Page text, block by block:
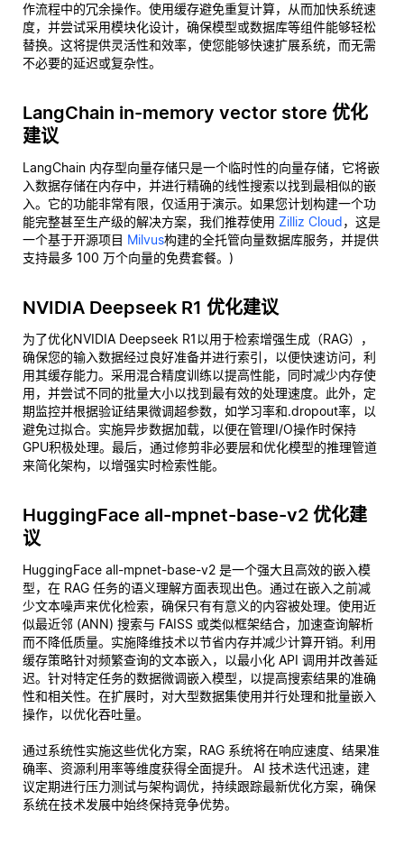
作流程中的冗余操作。使用缓存避免重复计算，从而加快系统速
度，并尝试采用模块化设计，确保模型或数据库等组件能够轻松
替换。这将提供灵活性和效率，使您能够快速扩展系统，而无需
不必要的延迟或复杂性。
LangChain in-memory vector store 优化
建议
LangChain 内存型向量存储只是一个临时性的向量存储，它将嵌
入数据存储在内存中，并进行精确的线性搜索以找到最相似的嵌
入。它的功能非常有限，仅适用于演示。如果您计划构建一个功
能完整甚至生产级的解决方案，我们推荐使用 Zilliz Cloud，这是
一个基于开源项目 Milvus构建的全托管向量数据库服务，并提供
支持最多 100 万个向量的免费套餐。)
NVIDIA Deepseek R1 优化建议
为了优化NVIDIA Deepseek R1以用于检索增强生成（RAG），
确保您的输入数据经过良好准备并进行索引，以便快速访问，利
用其缓存能力。采用混合精度训练以提高性能，同时减少内存使
用，并尝试不同的批量大小以找到最有效的处理速度。此外，定
期监控并根据验证结果微调超参数，如学习率和.dropout率，以
避免过拟合。实施异步数据加载，以便在管理I/O操作时保持
GPU积极处理。最后，通过修剪非必要层和优化模型的推理管道
来简化架构，以增强实时检索性能。
HuggingFace all-mpnet-base-v2 优化建
议
HuggingFace all-mpnet-base-v2 是一个强大且高效的嵌入模
型，在 RAG 任务的语义理解方面表现出色。通过在嵌入之前减
少文本噪声来优化检索，确保只有有意义的内容被处理。使用近
似最近邻 (ANN) 搜索与 FAISS 或类似框架结合，加速查询解析
而不降低质量。实施降维技术以节省内存并减少计算开销。利用
缓存策略针对频繁查询的文本嵌入，以最小化 API 调用并改善延
迟。针对特定任务的数据微调嵌入模型，以提高搜索结果的准确
性和相关性。在扩展时，对大型数据集使用并行处理和批量嵌入
操作，以优化吞吐量。
通过系统性实施这些优化方案，RAG 系统将在响应速度、结果准
确率、资源利用率等维度获得全面提升。 AI 技术迭代迅速，建
议定期进行压力测试与架构调优，持续跟踪最新优化方案，确保
系统在技术发展中始终保持竞争优势。